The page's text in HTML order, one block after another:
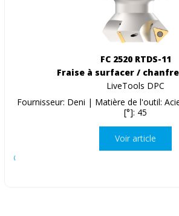
FC 2520 RTDS-11
Fraise à surfacer /
LiveTools DPC
Fournisseur: Deni | Matière de l'outil:
[°]: 45
Voir article